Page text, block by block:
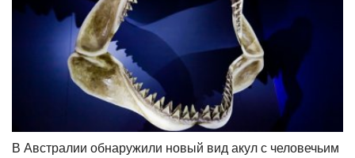
В Австралии обнаружили новый вид акул с человечьим